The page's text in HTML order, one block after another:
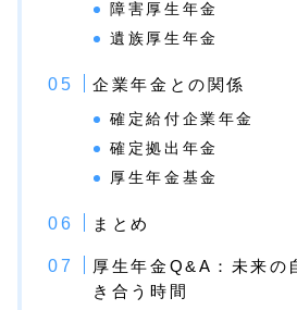
障害厚生年金
遺族厚生年金
企業年金との関係
確定給付企業年金
確定拠出年金
厚生年金基金
まとめ
厚生年金Q&A：未来の
き合う時間